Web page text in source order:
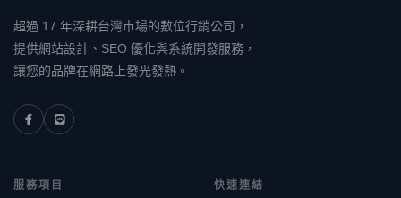
超過 17 年深耕台灣市場的數位行銷公司，
提供網站設計、SEO 優化與系統開發服務，
讓您的品牌在網路上發光發熱。
服務項目 快速連結